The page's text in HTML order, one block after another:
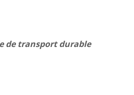
de transport durable